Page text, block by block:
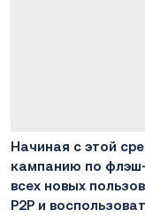
Начиная с этой
кампанию по
всех новых
P2P и